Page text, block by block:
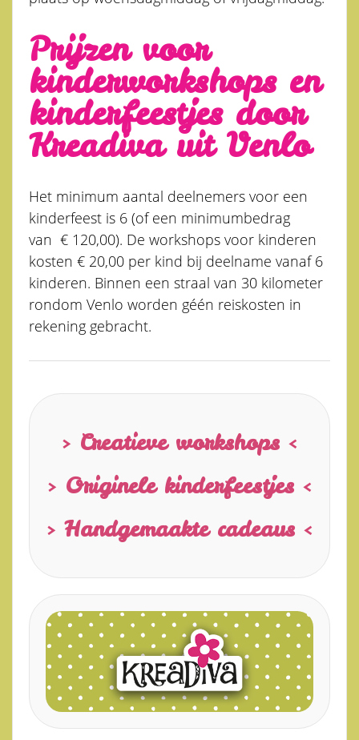
Prijzen voor
kinderworkshops en
kinderfeestjes door
Kreadiva uit Venlo
Het minimum aantal deelnemers voor een
kinderfeest is 6 (of een minimumbedrag
van € 120,00). De workshops voor kinderen
kosten € 20,00 per kind bij deelname vanaf 6
kinderen. Binnen een straal van 30 kilometer
rondom Venlo worden géén reiskosten in
rekening gebracht.
> Creatieve workshops <
> Originele kinderfeestjes <
> Handgemaakte cadeaus <